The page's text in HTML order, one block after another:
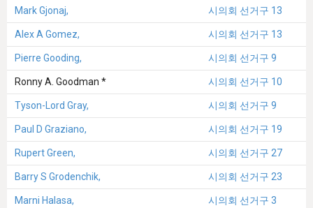
Mark Gjonaj, 시의회 선거구 13
Alex A Gomez, 시의회 선거구 13
Pierre Gooding, 시의회 선거구 9
Ronny A. Goodman * 시의회 선거구 10
Tyson-Lord Gray, 시의회 선거구 9
Paul D Graziano, 시의회 선거구 19
Rupert Green, 시의회 선거구 27
Barry S Grodenchik, 시의회 선거구 23
Marni Halasa, 시의회 선거구 3